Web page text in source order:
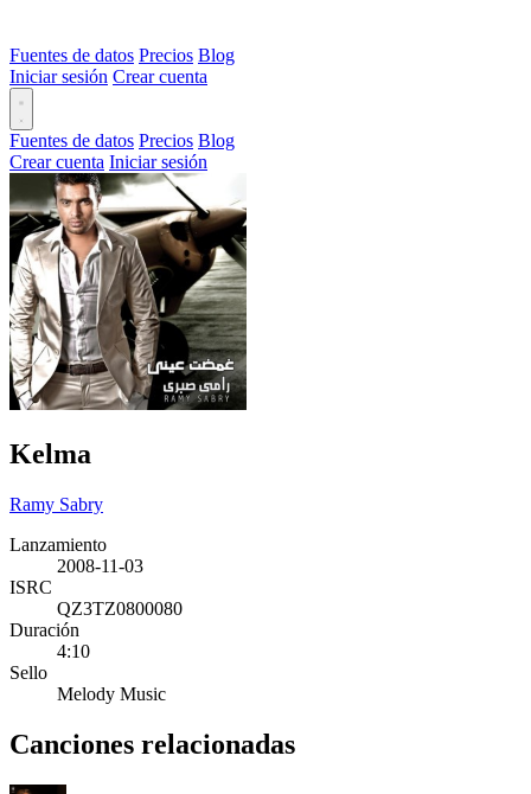
Fuentes de datos Precios Blog
Iniciar sesión Crear cuenta
Fuentes de datos Precios Blog
Crear cuenta Iniciar sesión
Kelma
Ramy Sabry
Lanzamiento
2008-11-03
ISRC
QZ3TZ0800080
Duración
4:10
Sello
Melody Music
Canciones relacionadas